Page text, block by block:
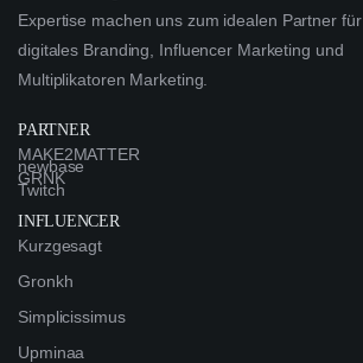
Expertise machen uns zum idealen Partner für
digitales Branding, Influencer Marketing und
Multiplikatoren Marketing.
PARTNER
MAKE2MATTER
newbase
GRNK
Twitch
INFLUENCER
Kurzgesagt
Gronkh
Simplicissimus
Upminaa